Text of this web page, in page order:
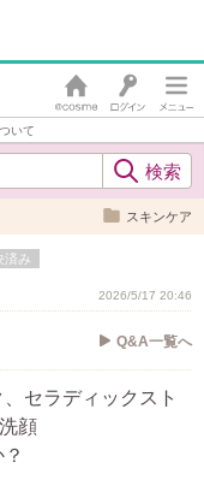
いて
スキンケア
済み
2026/5/17 20:46
Q&A一覧へ
セラディックスト
顔